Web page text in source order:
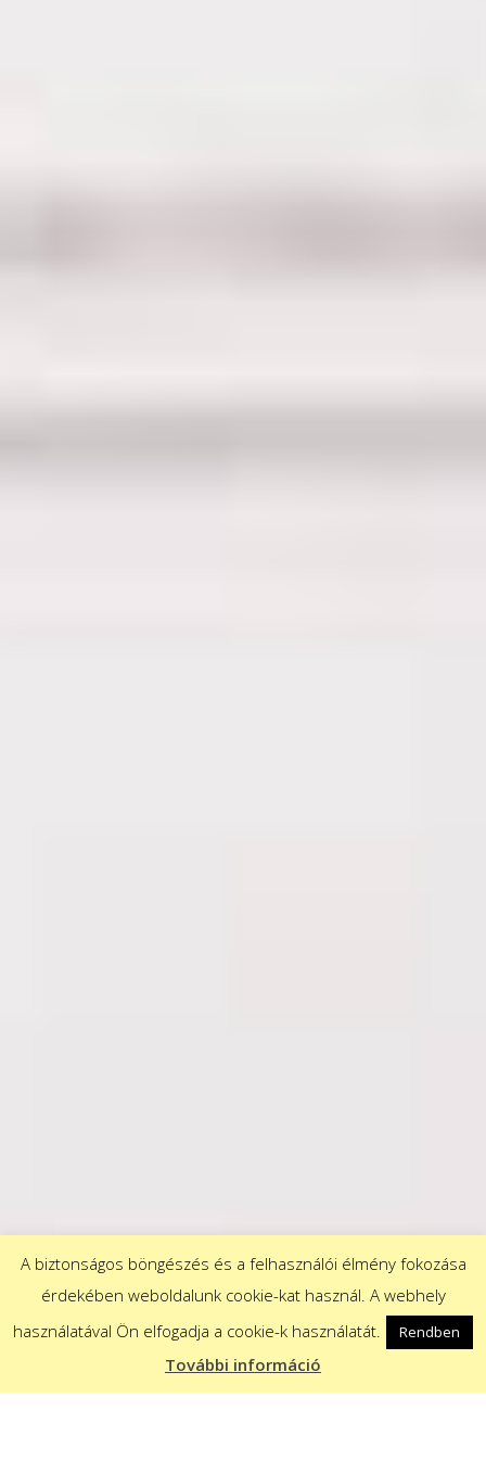
A biztonságos böngészés és a felhasználói élmény fokozása
érdekében weboldalunk cookie-kat használ. A webhely
használatával Ön elfogadja a cookie-k használatát.
Rendben
További információ